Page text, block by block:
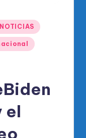
NOTICIAS
el